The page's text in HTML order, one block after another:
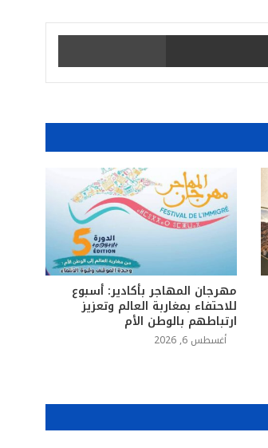
مشاركة عبر البريد
مهرجان المهاجر بأكادير: أسبوع
للاحتفاء بمغاربة العالم وتعزيز
ارتباطهم بالوطن الأم
أغسطس 6, 2026